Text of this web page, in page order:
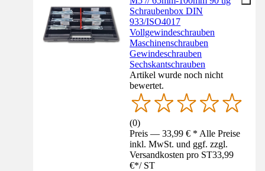
Schraubenbox DIN
933/ISO4017
Vollgewindeschrauben
Maschinenschrauben
Gewindeschrauben
Sechskantschrauben
Artikel wurde noch nicht
bewertet.
(0)
Preis — 33,99 € * Alle Preise
inkl. MwSt. und ggf. zzgl.
Versandkosten pro ST33,99
€*/ ST